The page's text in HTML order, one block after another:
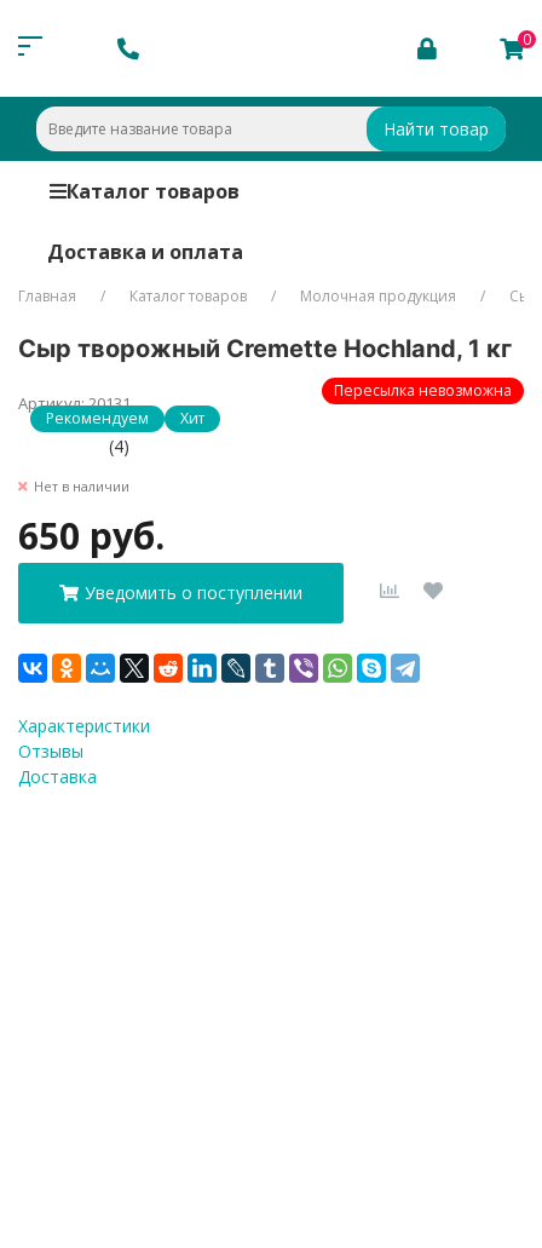
0
Найти товар
Каталог товаров
Доставка и оплата
Главная Каталог товаров Молочная продукция Сыр
Сыр творожный Cremette Hochland, 1 кг
Рекомендуем Хит
Пересылка невозможна
Артикул: 20131
(4)
Нет в наличии
650 руб.
Уведомить о поступлении
Характеристики
Отзывы
Доставка